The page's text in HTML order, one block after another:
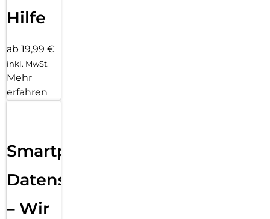
Hilfe
ab 19,99 €
inkl. MwSt.
Mehr
erfahren
Smartphone
Datensicherung
– Wir